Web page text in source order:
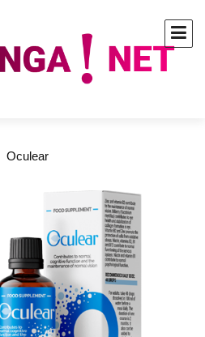
Oculear